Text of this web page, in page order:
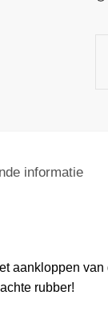
informatie
aankloppen
rubber!